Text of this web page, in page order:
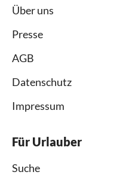
Über uns
Presse
AGB
Datenschutz
Impressum
Für Urlauber
Suche